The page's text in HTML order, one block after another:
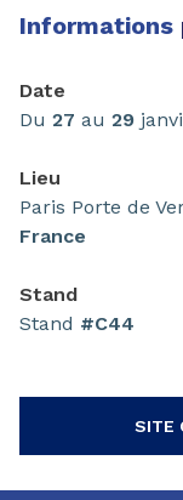
Informations
Date
Du 27 au 29
Lieu
Paris Porte de
France
Stand
Stand #C44
SITE